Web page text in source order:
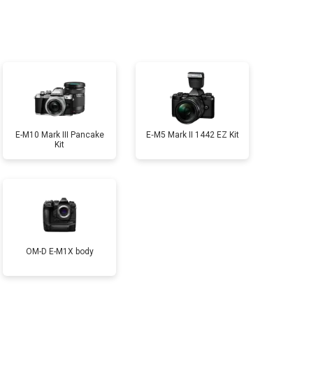
от 2300 ₽ Заказать
от 3300 ₽
от 3100 ₽
E-M10 Mark III Pancake
Kit
E‑M5 Mark II 1442 EZ Kit
OM-D E-M1X body